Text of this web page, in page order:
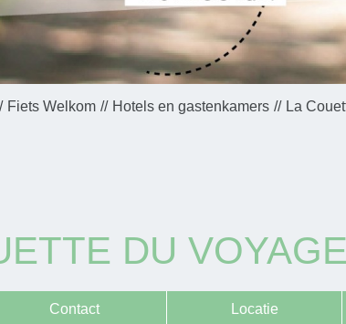
Fiets Welkom Hotels en gastenkamers La
DU
Contact Locatie